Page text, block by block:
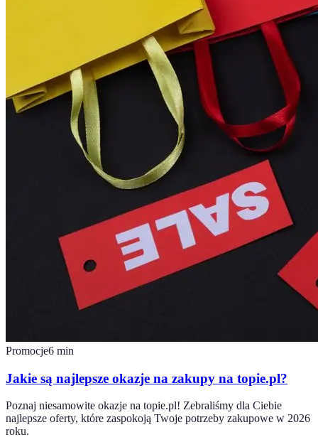
Promocje6 min
Jakie są najlepsze okazje na zakupy na topie.pl?
Poznaj niesamowite okazje na topie.pl! Zebraliśmy dla Ciebie
najlepsze oferty, które zaspokoją Twoje potrzeby zakupowe w 2026
roku.